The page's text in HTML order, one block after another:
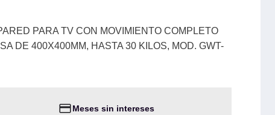
PARA TV CON MOVIMIENTO COMPLETO
DE 400X400MM, HASTA 30 KILOS, MOD. GWT-
Meses sin intereses